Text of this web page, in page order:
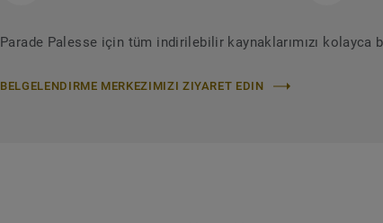
Parade Palesse için tüm indirilebilir kaynaklarımızı
BELGELENDIRME MERKEZIMIZI ZIYARET EDIN